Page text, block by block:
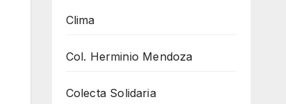
Clima
Col. Herminio Mendoza
Colecta Solidaria